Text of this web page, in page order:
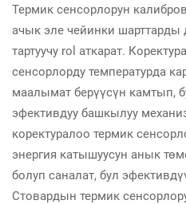
Термик сенсорлорун
ачык эле чейинки шарттарды
тартуучу rol аткарат.
сенсорлорду температурда
маалымат берүүсүн камтып,
эфективдуу башкылуу
коректуралоо термик
энергия катышуусун анык
болуп саналат, бул
Стовардын термик